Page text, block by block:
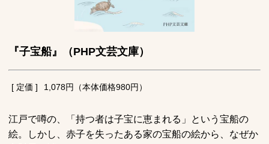
『子宝船』（PHP文芸文庫）
[ 定価 ] 1,078円（本体価格980円）
江戸で噂の、「持つ者は子宝に恵まれる」という宝船の
絵。しかし、赤子を失ったある家の宝船の絵から、なぜか